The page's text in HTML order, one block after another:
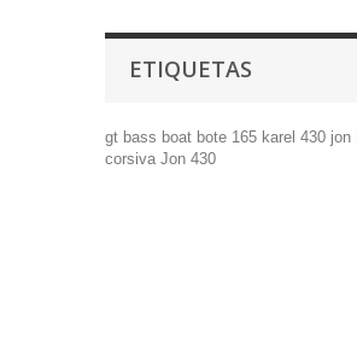
ETIQUETAS
gt bass boat bote 165 karel 430 jon
corsiva Jon 430